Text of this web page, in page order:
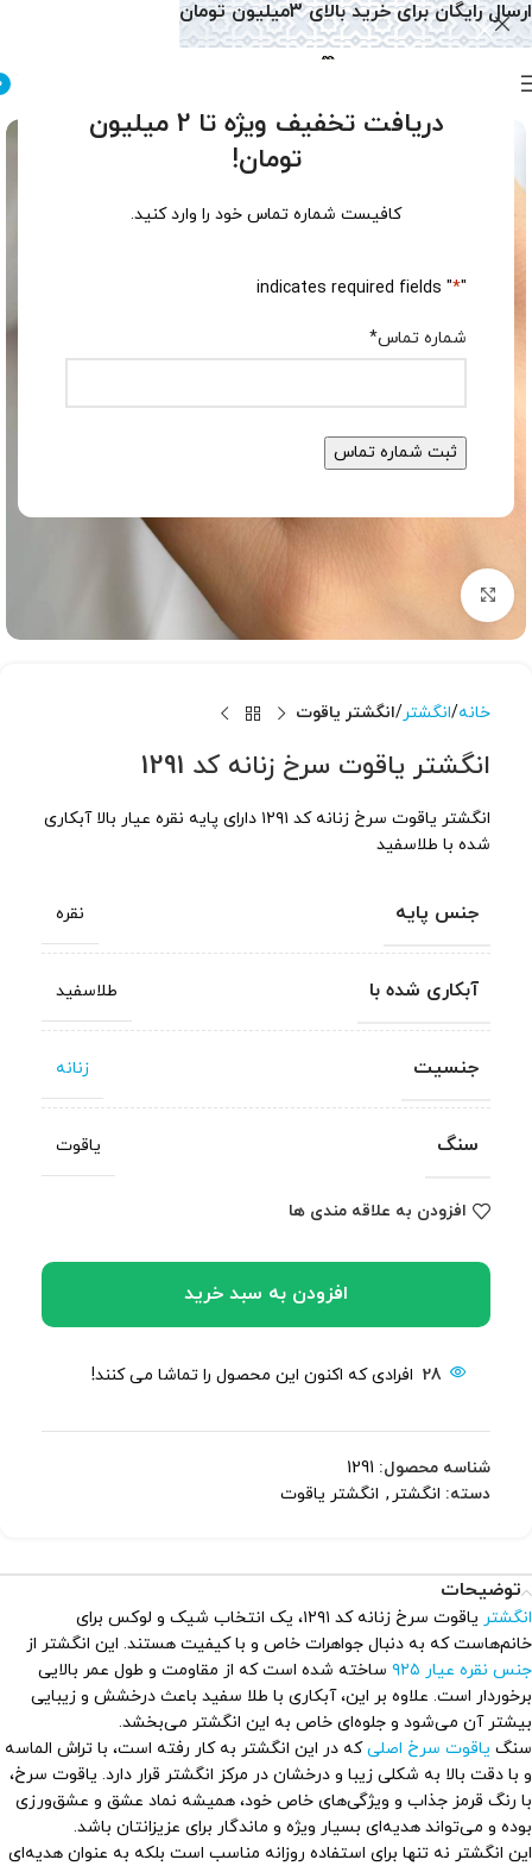
دریافت تخفیف ویژه تا 2 میلیون
تومان!
کافیست شماره تماس خود را وارد کنید.
"
*
" indicates required fields
شماره تماس*
برای بزرگنمایی کلیک کنید
خانه انگشتر انگشتر یاقوت
انگشتر یاقوت سرخ زنانه کد 1291
انگشتر یاقوت سرخ زنانه کد ۱۲۹۱ دارای پایه نقره عیار بالا آبکاری
شده با طلاسفید
جنس پایه نقره
آبکاری شده با طلاسفید
جنسیت زنانه
سنگ یاقوت
افزودن به علاقه مندی ها
افزودن به سبد خرید
28 افرادی که اکنون این محصول را تماشا می کنند!
شناسه محصول: 1291
دسته: انگشتر , انگشتر یاقوت
توضیحات
انگشتر
یاقوت سرخ زنانه کد ۱۲۹۱، یک انتخاب شیک و لوکس برای
خانم‌هاست که به دنبال جواهرات خاص و با کیفیت هستند. این انگشتر از
جنس نقره عیار ۹۲۵
ساخته شده است که از مقاومت و طول عمر بالایی
برخوردار است. علاوه بر این، آبکاری با طلا سفید باعث درخشش و زیبایی
بیشتر آن می‌شود و جلوه‌ای خاص به این انگشتر می‌بخشد.
سنگ یاقوت سرخ اصلیکه در این انگشتر به کار رفته است، با تراش الماسه
و با دقت بالا به شکلی زیبا و درخشان در مرکز انگشتر قرار دارد. یاقوت سرخ،
با رنگ قرمز جذاب و ویژگی‌های خاص خود، همیشه نماد عشق و عشق‌ورزی
بوده و می‌تواند هدیه‌ای بسیار ویژه و ماندگار برای عزیزانتان باشد.
این انگشتر نه تنها برای استفاده روزانه مناسب است بلکه به عنوان هدیه‌ای
ارسال رایگان برای خرید بالای 3میلیون تومان